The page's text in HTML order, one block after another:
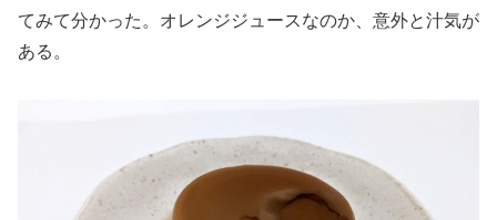
てみて分かった。オレンジジュースなのか、意外と汁気が
ある。